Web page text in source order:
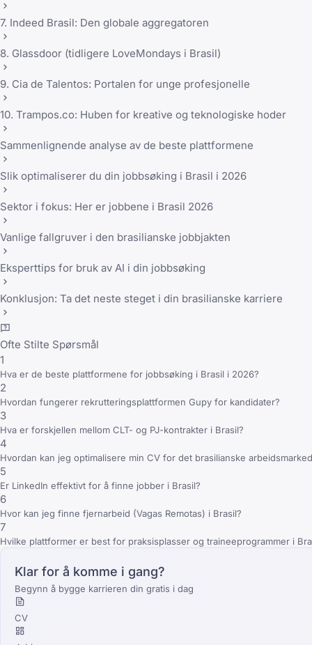
7. Indeed Brasil: Den globale aggregatoren
8. Glassdoor (tidligere LoveMondays i Brasil)
9. Cia de Talentos: Portalen for unge profesjonelle
10. Trampos.co: Huben for kreative og teknologiske hoder
Sammenlignende analyse av de beste plattformene
Slik optimaliserer du din jobbsøking i Brasil i 2026
Sektor i fokus: Her er jobbene i Brasil 2026
Vanlige fallgruver i den brasilianske jobbjakten
Eksperttips for bruk av AI i din jobbsøking
Konklusjon: Ta det neste steget i din brasilianske karriere
Ofte Stilte Spørsmål
1
Hva er de beste plattformene for jobbsøking i Brasil i 2026?
2
Hvordan fungerer rekrutteringsplattformen Gupy for kandidater?
3
Hva er forskjellen mellom CLT- og PJ-kontrakter i Brasil?
4
Hvordan kan jeg optimalisere min CV for det brasilianske
5
Er LinkedIn effektivt for å finne jobber i Brasil?
6
Hvor kan jeg finne fjernarbeid (Vagas Remotas) i Brasil?
7
Hvilke plattformer er best for praksisplasser og traineeprogrammer i
Klar for å komme i gang?
Begynn å bygge karrieren din gratis i dag
CV